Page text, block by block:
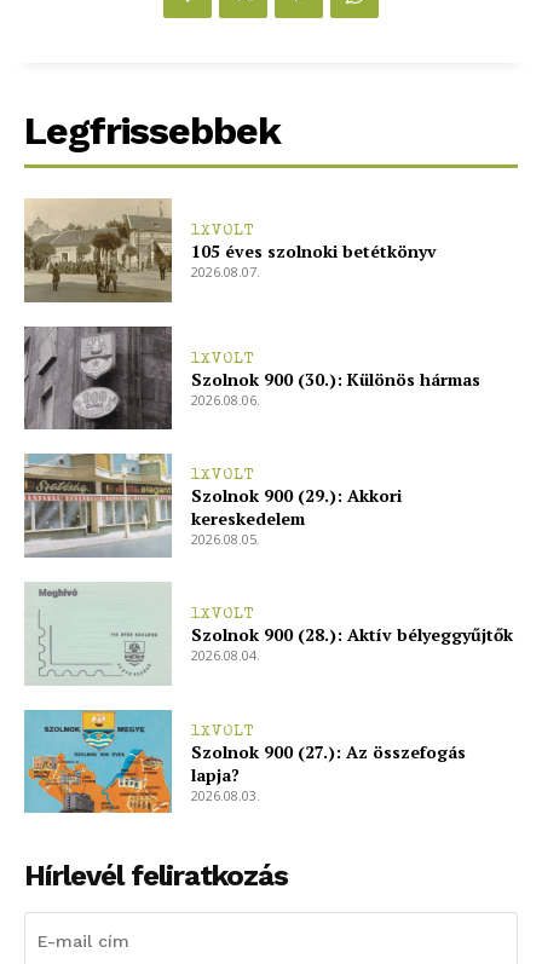
Legfrissebbek
1XVOLT
105 éves szolnoki betétkönyv
2026.08.07.
1XVOLT
Szolnok 900 (30.): Különös hármas
2026.08.06.
1XVOLT
Szolnok 900 (29.): Akkori
kereskedelem
2026.08.05.
1XVOLT
Szolnok 900 (28.): Aktív bélyeggyűjtők
2026.08.04.
1XVOLT
Szolnok 900 (27.): Az összefogás
lapja?
2026.08.03.
Hírlevél feliratkozás